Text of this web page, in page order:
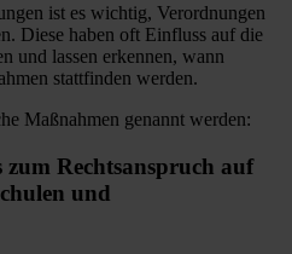
ist es wichtig, Verordnungen
Diese haben oft Einfluss auf die
und lassen erkennen, wann
stattfinden werden.
Maßnahmen genannt werden:
zum Rechtsanspruch auf
und